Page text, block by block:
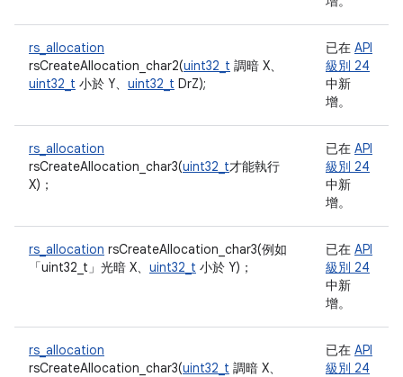
rs_allocation
rsCreateAllocation_char2(uint32_t 調暗 X、
uint32_t 小於 Y、 uint32_t DrZ);
已在 API
級別 24
中新
增。
rs_allocation
rsCreateAllocation_char3(uint32_t才能執行
X)；
已在 API
級別 24
中新
增。
rs_allocation rsCreateAllocation_char3(例如
「uint32_t」 光暗 X、 uint32_t 小於 Y)；
已在 API
級別 24
中新
增。
rs_allocation
rsCreateAllocation_char3(uint32_t 調暗 X、
已在 API
級別 24